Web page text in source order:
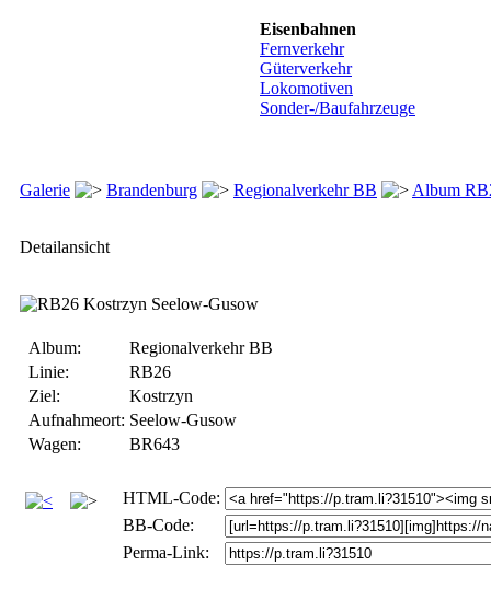
Eisenbahnen
Fernverkehr
Güterverkehr
Lokomotiven
Sonder-/Baufahrzeuge
Galerie Brandenburg Regionalverkehr BB Album
Detailansicht
Album:
Regionalverkehr BB
Linie:
RB26
Ziel:
Kostrzyn
Aufnahmeort: Seelow-Gusow
Wagen:
BR643
HTML-Code:
BB-Code:
Perma-Link: